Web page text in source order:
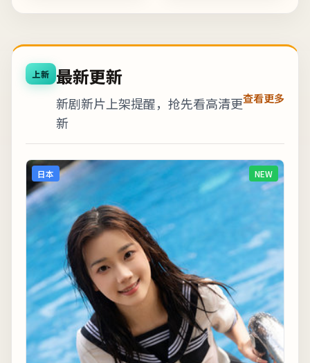
上新 最新更新
新剧新片上架提醒，抢先看高清更
新
查看更多
日本 NEW